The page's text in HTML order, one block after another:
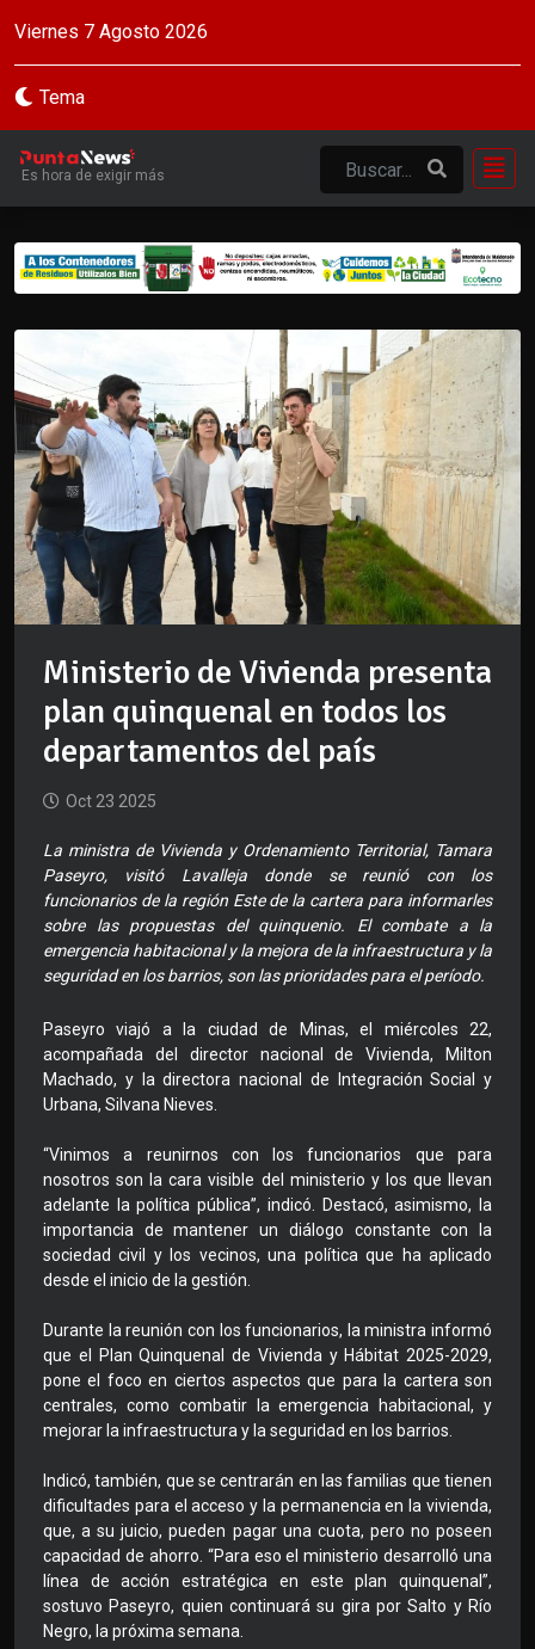
Viernes 7 Agosto 2026
Tema
Es hora de exigir más
Ministerio de Vivienda presenta
plan quinquenal en todos los
departamentos del país
Oct 23 2025
La ministra de Vivienda y Ordenamiento Territorial, Tamara
Paseyro, visitó Lavalleja donde se reunió con los
funcionarios de la región Este de la cartera para informarles
sobre las propuestas del quinquenio. El combate a la
emergencia habitacional y la mejora de la infraestructura y la
seguridad en los barrios, son las prioridades para el período.
Paseyro viajó a la ciudad de Minas, el miércoles 22,
acompañada del director nacional de Vivienda, Milton
Machado, y la directora nacional de Integración Social y
Urbana, Silvana Nieves.
“Vinimos a reunirnos con los funcionarios que para
nosotros son la cara visible del ministerio y los que llevan
adelante la política pública”, indicó. Destacó, asimismo, la
importancia de mantener un diálogo constante con la
sociedad civil y los vecinos, una política que ha aplicado
desde el inicio de la gestión.
Durante la reunión con los funcionarios, la ministra informó
que el Plan Quinquenal de Vivienda y Hábitat 2025-2029,
pone el foco en ciertos aspectos que para la cartera son
centrales, como combatir la emergencia habitacional, y
mejorar la infraestructura y la seguridad en los barrios.
Indicó, también, que se centrarán en las familias que tienen
dificultades para el acceso y la permanencia en la vivienda,
que, a su juicio, pueden pagar una cuota, pero no poseen
capacidad de ahorro. “Para eso el ministerio desarrolló una
línea de acción estratégica en este plan quinquenal”,
sostuvo Paseyro, quien continuará su gira por Salto y Río
Negro, la próxima semana.